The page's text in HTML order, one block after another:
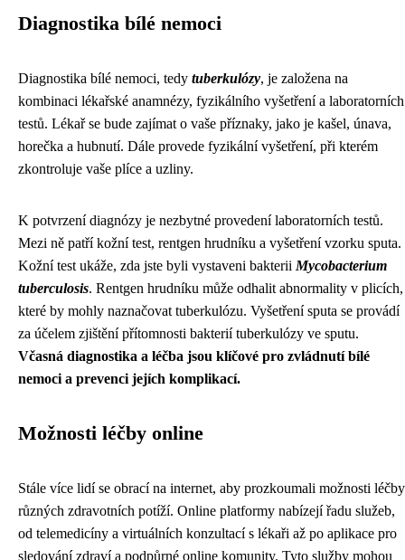
Diagnostika bílé nemoci
Diagnostika bílé nemoci, tedy tuberkulózy, je založena na
kombinaci lékařské anamnézy, fyzikálního vyšetření a laboratorních
testů. Lékař se bude zajímat o vaše příznaky, jako je kašel, únava,
horečka a hubnutí. Dále provede fyzikální vyšetření, při kterém
zkontroluje vaše plíce a uzliny.
K potvrzení diagnózy je nezbytné provedení laboratorních testů.
Mezi ně patří kožní test, rentgen hrudníku a vyšetření vzorku sputa.
Kožní test ukáže, zda jste byli vystaveni bakterii Mycobacterium
tuberculosis. Rentgen hrudníku může odhalit abnormality v plicích,
které by mohly naznačovat tuberkulózu. Vyšetření sputa se provádí
za účelem zjištění přítomnosti bakterií tuberkulózy ve sputu.
Včasná diagnostika a léčba jsou klíčové pro zvládnutí bílé
nemoci a prevenci jejích komplikací.
Možnosti léčby online
Stále více lidí se obrací na internet, aby prozkoumali možnosti léčby
různých zdravotních potíží. Online platformy nabízejí řadu služeb,
od telemedicíny a virtuálních konzultací s lékaři až po aplikace pro
sledování zdraví a podpůrné online komunity. Tyto služby mohou